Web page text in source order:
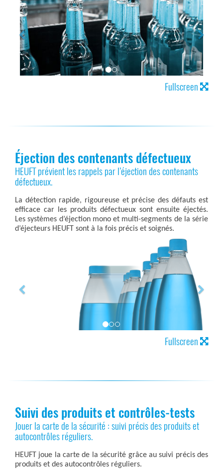
Fullscreen
Éjection des contenants défectueux
HEUFT prévient les rappels par l’éjection des contenants
défectueux.
La détection rapide, rigoureuse et précise des défauts est
efficace car les produits défectueux sont ensuite éjectés.
Les systèmes d’éjection mono et multi-segments de la série
d’éjecteurs HEUFT sont à la fois précis et soignés.
Fullscreen
Suivi des produits et contrôles-tests
Jouer la carte de la sécurité : suivi précis des produits et
autocontrôles réguliers.
HEUFT joue la carte de la sécurité grâce au suivi précis des
produits et des autocontrôles réguliers.